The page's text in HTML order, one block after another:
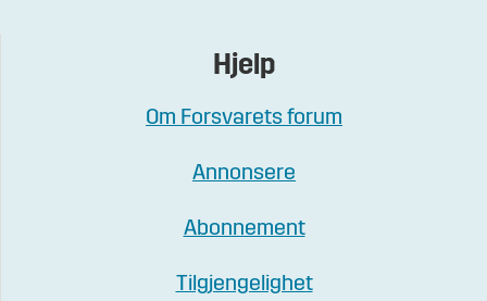
Hjelp
Om Forsvarets forum
Annonsere
Abonnement
Tilgjengelighet